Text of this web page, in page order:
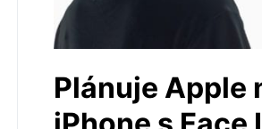
Plánuje Apple